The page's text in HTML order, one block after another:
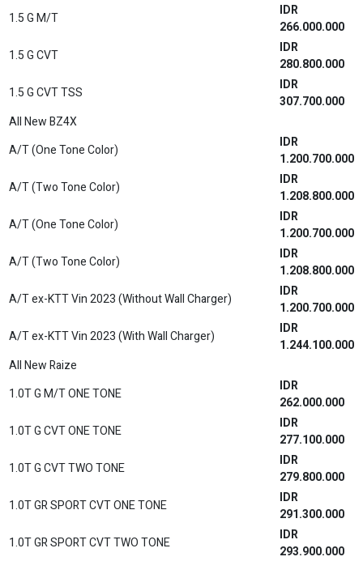
1.5 G M/T
IDR
266.000.000
1.5 G CVT
IDR
280.800.000
1.5 G CVT TSS
IDR
307.700.000
All New BZ4X
A/T (One Tone Color)
IDR
1.200.700.000
A/T (Two Tone Color)
IDR
1.208.800.000
A/T (One Tone Color)
IDR
1.200.700.000
A/T (Two Tone Color)
IDR
1.208.800.000
A/T ex-KTT Vin 2023 (Without Wall Charger)
IDR
1.200.700.000
A/T ex-KTT Vin 2023 (With Wall Charger)
IDR
1.244.100.000
All New Raize
1.0T G M/T ONE TONE
IDR
262.000.000
1.0T G CVT ONE TONE
IDR
277.100.000
1.0T G CVT TWO TONE
IDR
279.800.000
1.0T GR SPORT CVT ONE TONE
IDR
291.300.000
1.0T GR SPORT CVT TWO TONE
IDR
293.900.000